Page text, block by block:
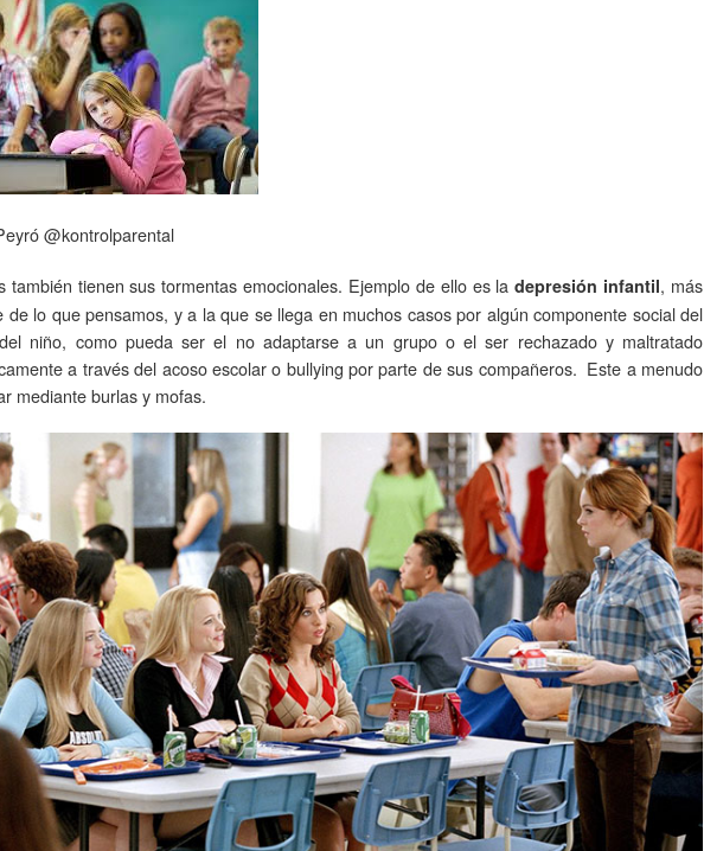
@kontrolparental
también tienen sus tormentas emocionales. Ejemplo de ello es ladepresión infantil, más
de lo que pensamos, y a la que se llega en muchos casos por algún componente social del
niño, como pueda ser el no adaptarse a un grupo o el ser rechazado y maltratado
a través del acoso escolar o bullying por parte de sus compañeros. Este a menudo
mediante burlas y mofas.